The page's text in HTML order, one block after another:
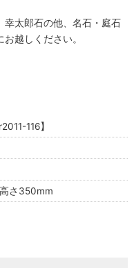
太郎石の他、名石・庭石
越しください。
116】
さ350mm